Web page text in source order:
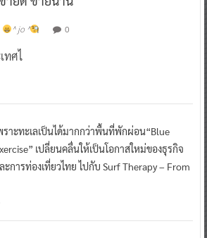
^ jo ^ 0
ทศไ
ราะทะเลเป็นได้มากกว่าพื้นที่พักผ่อน“Blue
เปลี่ยนคลื่นให้เป็นโอกาสใหม่ของธุรกิจ
ะการท่องเที่ยวไทย ไปกับ Surf Therapy – From